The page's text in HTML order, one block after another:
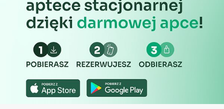
Wykorzystywanie ograniczonych danych do
wyboru reklam
spersonalizowanych reklam
Wykorzystanie profili do wyboru
Tworzenie profili w celu personalizacji treści